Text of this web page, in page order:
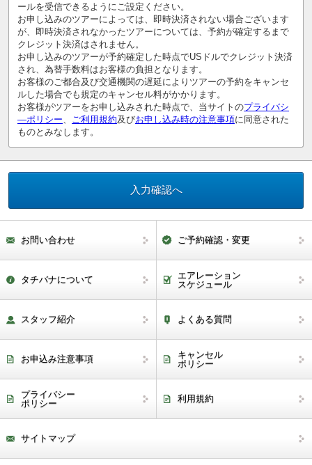
ールを受信できるようにご設定ください。
お申し込みのツアーによっては、即時決済されない場合ございます
が、即時決済されなかったツアーについては、予約が確定するまで
クレジット決済はされません。
お申し込みのツアーが予約確定した時点でUSドルでクレジット決済
され、為替手数料はお客様の負担となります。
お客様のご都合及び交通機関の遅延によりツアーの予約をキャンセ
ルした場合でも規定のキャンセル料がかかります。
お客様がツアーをお申し込みされた時点で、当サイトのプライバシ
―ポリシー
ご利用規約及びお申し込み時の注意事項に同意された
ものとみなします。
お問い合わせ ご予約確認・変更
タチバナについて
エアレーション
スケジュール
スタッフ紹介 よくある質問
お申込み注意事項
キャンセル
ポリシー
プライバシー
ポリシー
利用規約
サイトマップ